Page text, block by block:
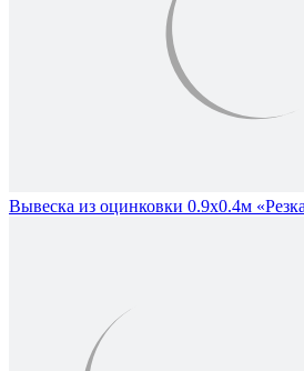
Вывеска из оцинковки 0.9х0.4м